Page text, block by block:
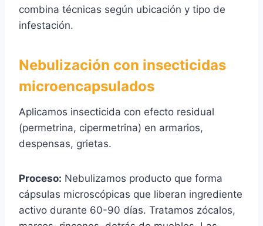
combina técnicas según ubicación y tipo de
infestación.
Nebulización con insecticidas
microencapsulados
Aplicamos insecticida con efecto residual
(permetrina, cipermetrina) en armarios,
despensas, grietas.
Proceso: Nebulizamos producto que forma
cápsulas microscópicas que liberan ingrediente
activo durante 60-90 días. Tratamos zócalos,